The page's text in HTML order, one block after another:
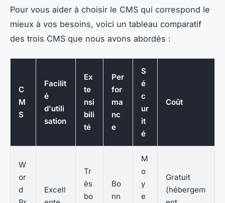
Pour vous aider à choisir le CMS qui correspond le
mieux à vos besoins, voici un tableau comparatif
des trois CMS que nous avons abordés :
C
M
S
Facilit
é
d'utili
sation
Ex
te
nsi
bili
té
Per
for
ma
nc
e
S
é
c
ur
it
é
Coût
W
or
d
Excell
Tr
ès
bo
Bo
nn
M
o
y
e
Gratuit
(hébergem